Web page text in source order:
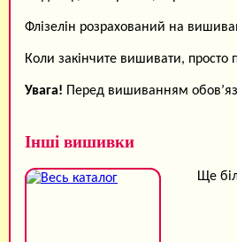
Флізелін розрахований на
Коли закінчите вишивати,
Увага! Перед вишиванням
Інші вишивки
Ще